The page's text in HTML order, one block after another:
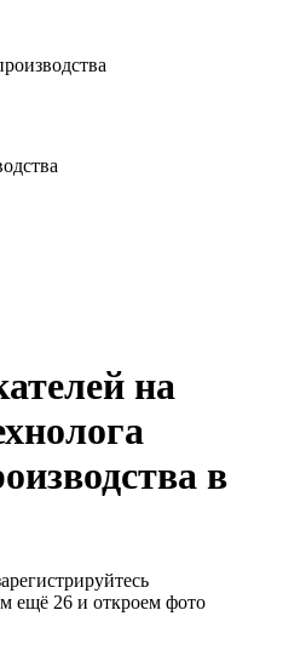
на
в
ещё 26 и откроем фото